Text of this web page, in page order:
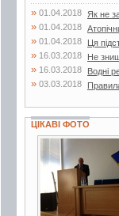
» 01.04.2018 Як не
» 01.04.2018
» 01.04.2018 Ця
» 16.03.2018 Не
» 16.03.2018 Водні
» 03.03.2018
ЦІКАВІ ФОТО